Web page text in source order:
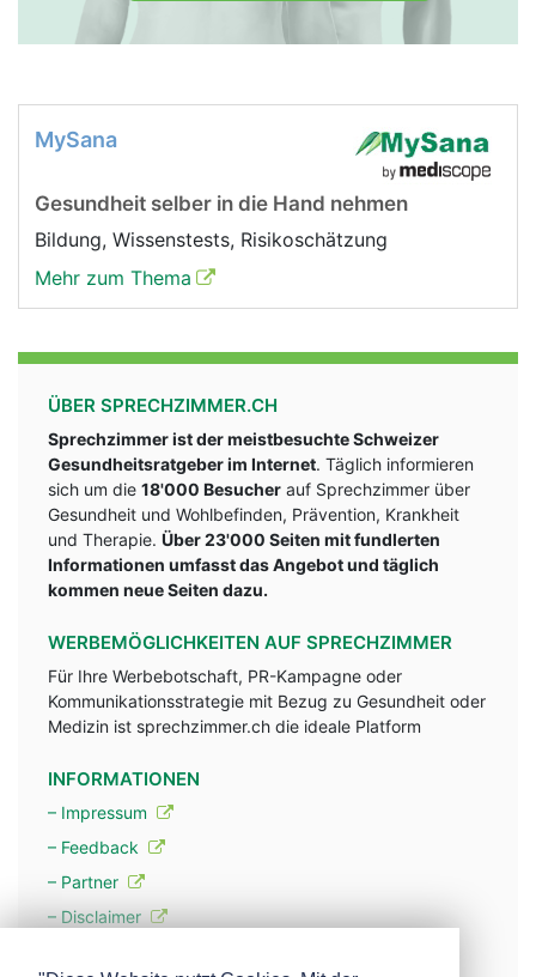
MySana
Gesundheit selber in die Hand nehmen
Bildung, Wissenstests, Risikoschätzung
Mehr zum Thema
ÜBER SPRECHZIMMER.CH
Sprechzimmer ist der meistbesuchte Schweizer
Gesundheitsratgeber im Internet. Täglich informieren
sich um die 18'000 Besucher auf Sprechzimmer über
Gesundheit und Wohlbefinden, Prävention, Krankheit
und Therapie. Über 23'000 Seiten mit fundlerten
Informationen umfasst das Angebot und täglich
kommen neue Seiten dazu.
WERBEMÖGLICHKEITEN AUF SPRECHZIMMER
Für Ihre Werbebotschaft, PR-Kampagne oder
Kommunikationsstrategie mit Bezug zu Gesundheit oder
Medizin ist sprechzimmer.ch die ideale Platform
INFORMATIONEN
– Impressum
– Feedback
– Partner
– Disclaimer